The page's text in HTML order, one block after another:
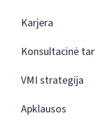
Karjera
Konsultacinė
VMI strategija
Apklausos